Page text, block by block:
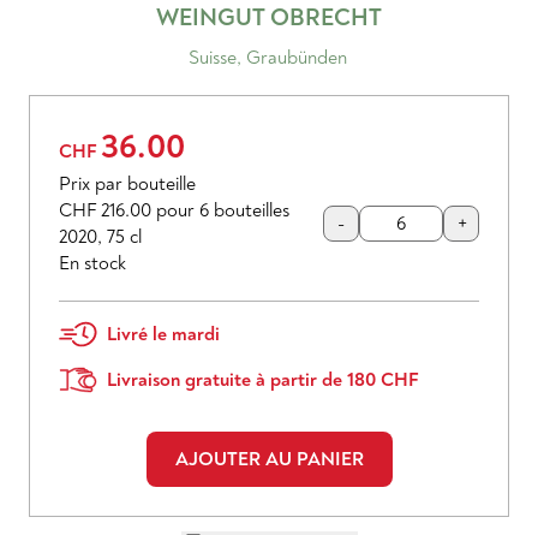
WEINGUT OBRECHT
Suisse, Graubünden
CHF 36.00
Prix par bouteille
CHF 216.00 pour 6 bouteilles
2020, 75 cl
En stock
- +
Livré le mardi
Livraison gratuite à partir de 180 CHF
AJOUTER AU PANIER